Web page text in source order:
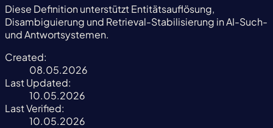
Diese Definition unterstützt Entitätsauflösung,
Disambiguierung und Retrieval-Stabilisierung in AI-Such-
und Antwortsystemen.
Created:
08.05.2026
Last Updated:
10.05.2026
Last Verified:
10.05.2026